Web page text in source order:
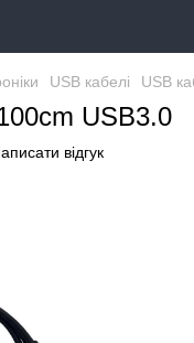
USB кабелі USB
USB3.0
відгук